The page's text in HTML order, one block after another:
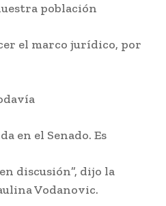
población
el marco jurídico, por
en el Senado. Es
discusión”, dijo la
Vodanovic.